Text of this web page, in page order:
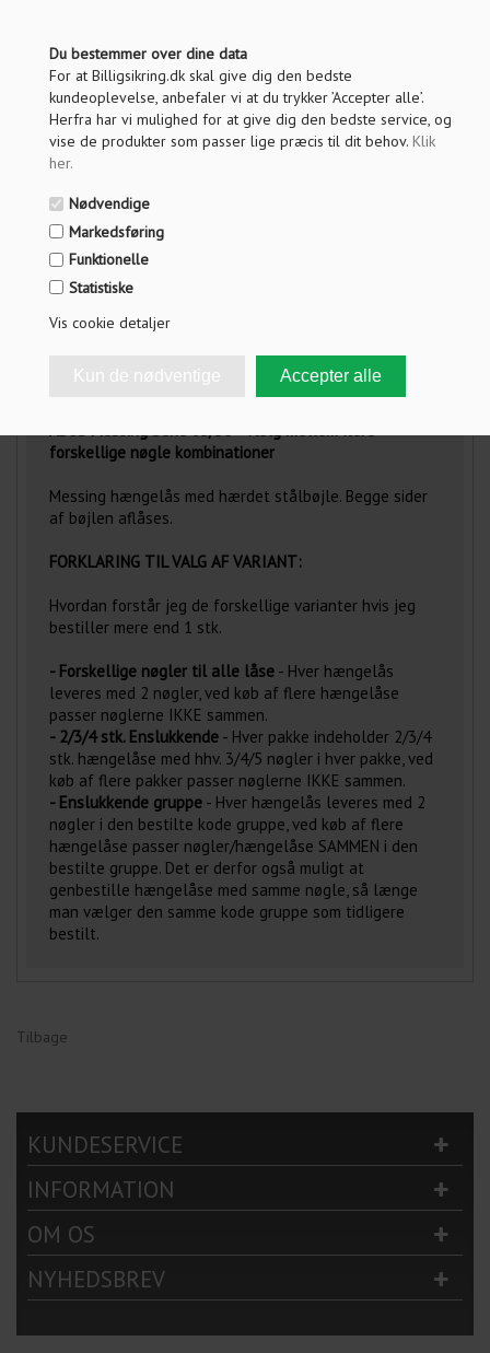
Du bestemmer over dine data
For at Billigsikring.dk skal give dig den bedste
kundeoplevelse, anbefaler vi at du trykker ’Accepter alle’.
Herfra har vi mulighed for at give dig den bedste service, og
vise de produkter som passer lige præcis til dit behov. Klik
her.
Nødvendige
Markedsføring
Funktionelle
Statistiske
Vis cookie detaljer
ANTAL
LÆG I KURV
OM PRODUKTET
SPØRG OS
FRAGT INFO
ANMELDELSER
ABUS Messing Serie 65/50 - Vælg mellem flere
forskellige nøgle kombinationer
Messing hængelås med hærdet stålbøjle. Begge sider
af bøjlen aflåses.
FORKLARING TIL VALG AF VARIANT:
Hvordan forstår jeg de forskellige varianter hvis jeg
bestiller mere end 1 stk.
- Forskellige nøgler til alle låse - Hver hængelås
leveres med 2 nøgler, ved køb af flere hængelåse
passer nøglerne IKKE sammen.
- 2/3/4 stk. Enslukkende - Hver pakke indeholder 2/3/4
stk. hængelåse med hhv. 3/4/5 nøgler i hver pakke, ved
køb af flere pakker passer nøglerne IKKE sammen.
- Enslukkende gruppe - Hver hængelås leveres med 2
nøgler i den bestilte kode gruppe, ved køb af flere
hængelåse passer nøgler/hængelåse SAMMEN i den
bestilte gruppe. Det er derfor også muligt at
genbestille hængelåse med samme nøgle, så længe
man vælger den samme kode gruppe som tidligere
bestilt.
Tilbage
KUNDESERVICE
INFORMATION
OM OS
NYHEDSBREV